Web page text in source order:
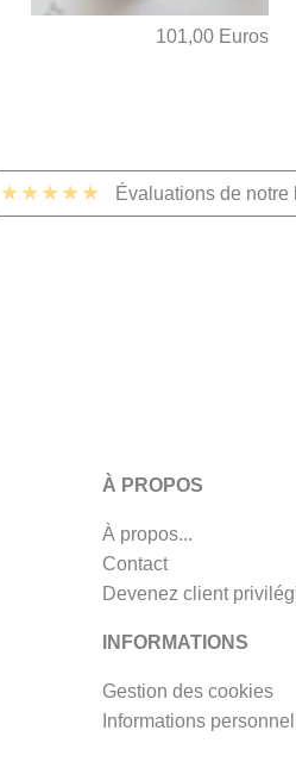
101,00 Euros
★★★★★ Évaluations de notre
À PROPOS
À propos...
Contact
Devenez client
INFORMATIONS
Gestion des cookies
Informations